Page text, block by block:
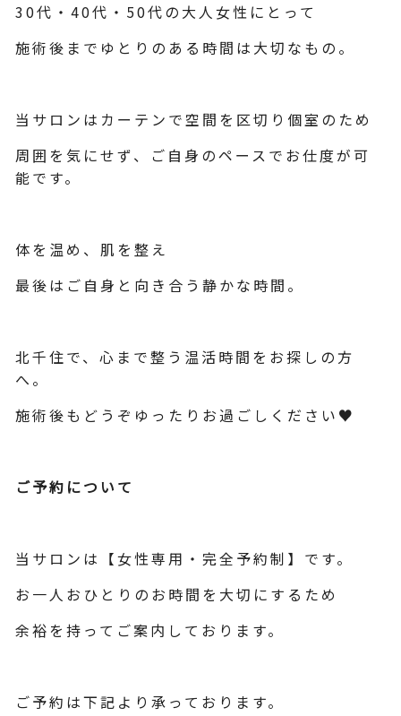
30代・40代・50代の大人女性にとって
施術後までゆとりのある時間は大切なもの。
当サロンはカーテンで空間を区切り個室のため
周囲を気にせず、ご自身のペースでお仕度が可
能です。
体を温め、肌を整え
最後はご自身と向き合う静かな時間。
北千住で、心まで整う温活時間をお探しの方
へ。
施術後もどうぞゆったりお過ごしください♥
ご予約について
当サロンは【女性専用・完全予約制】です。
お一人おひとりのお時間を大切にするため
余裕を持ってご案内しております。
ご予約は下記より承っております。